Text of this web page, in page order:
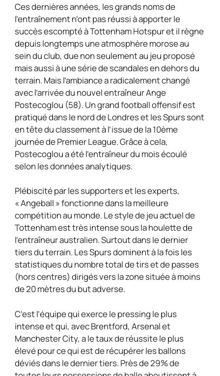
Ces dernières années, les grands noms de
l’entraînement n’ont pas réussi à apporter le
succès escompté à Tottenham Hotspur et il règne
depuis longtemps une atmosphère morose au
sein du club, due non seulement au jeu proposé
mais aussi à une série de scandales en dehors du
terrain. Mais l’ambiance a radicalement changé
avec l’arrivée du nouvel entraîneur Ange
Postecoglou (58). Un grand football offensif est
pratiqué dans le nord de Londres et les Spurs sont
en tête du classement à l’issue de la 10ème
journée de Premier League. Grâce à cela,
Postecoglou a été l’entraîneur du mois écoulé
selon les données analytiques.
Plébiscité par les supporters et les experts,
« Angeball » fonctionne dans la meilleure
compétition au monde. Le style de jeu actuel de
Tottenham est très intense sous la houlette de
l’entraîneur australien. Surtout dans le dernier
tiers du terrain. Les Spurs dominent à la fois les
statistiques du nombre total de tirs et de passes
(hors centres) dirigés vers la zone située à moins
de 20 mètres du but adverse.
C’est l’équipe qui exerce le pressing le plus
intense et qui, avec Brentford, Arsenal et
Manchester City, a le taux de réussite le plus
élevé pour ce qui est de récupérer les ballons
déviés dans le dernier tiers. Près de 29% de